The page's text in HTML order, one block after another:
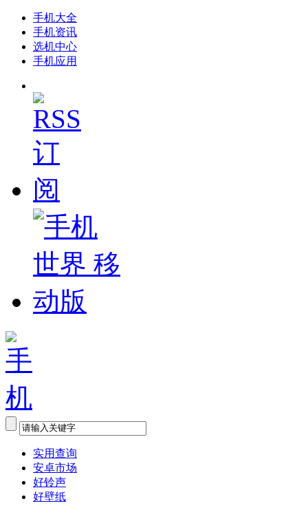
手机大全
手机资讯
选机中心
手机应用
实用查询
安卓市场
好铃声
好壁纸